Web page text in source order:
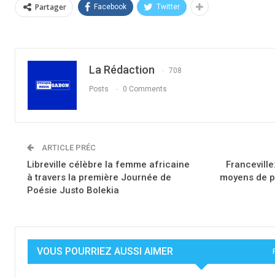
Partager Facebook Twitter
La Rédaction 708
Posts 0 Comments
ARTICLE PRÉC
Libreville célèbre la femme africaine
à travers la première Journée de
Poésie Justo Bolekia
moyens de
VOUS POURRIEZ AUSSI AIMER